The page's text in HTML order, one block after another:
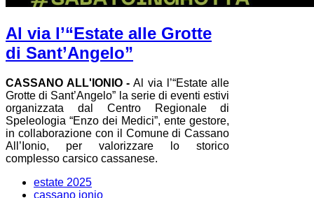
Al via l’“Estate alle Grotte
di Sant’Angelo”
CASSANO ALL'IONIO - Al via l’“Estate alle
Grotte di Sant’Angelo” la serie di eventi estivi
organizzata dal Centro Regionale di
Speleologia “Enzo dei Medici”, ente gestore,
in collaborazione con il Comune di Cassano
All’Ionio, per valorizzare lo storico
complesso carsico cassanese.
estate 2025
cassano jonio